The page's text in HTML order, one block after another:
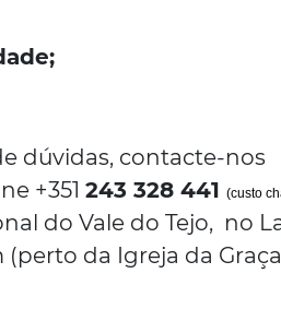
dúvidas, contacte-nos
+351243 328 441(custo
do Vale do Tejo, no
(perto da Igreja da